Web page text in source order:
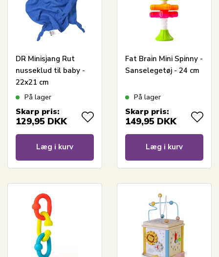
DR Minisjang Rut
nusseklud til baby -
22x21 cm
På lager
Skarp pris:
129,95 DKK
Læg i kurv
Fat Brain Mini Spinny -
Sanselegetøj - 24 cm
På lager
Skarp pris:
149,95 DKK
Læg i kurv